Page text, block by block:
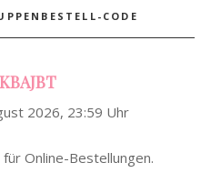
CODE
2026, 23:59 Uhr
für Online-Bestellungen.